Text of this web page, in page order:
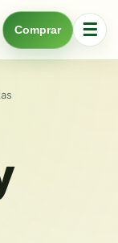
Comprar ☰